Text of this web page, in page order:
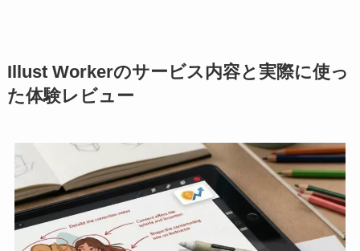
Illust Workerのサービス内容と実際に使っ
た体験レビュー